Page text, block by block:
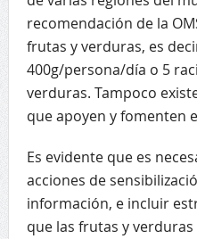
recomendación de la
frutas y verduras, es
400g/persona/día o 5
verduras. Tampoco
que apoyen y fomenten
Es evidente que es
acciones de
información, e incluir
que las frutas y